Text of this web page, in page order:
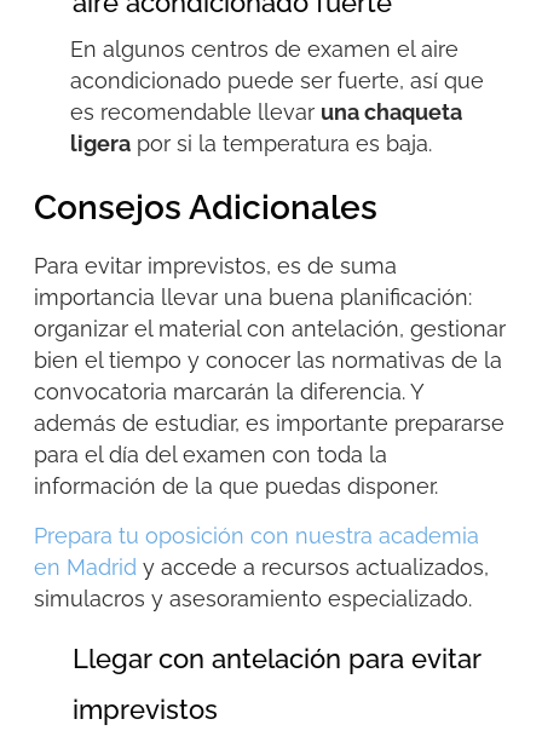
En algunos centros de examen el aire
acondicionado puede ser fuerte, así que
es recomendable llevar una chaqueta
ligerapor si la temperatura es baja.
Consejos Adicionales
Para evitar imprevistos, es de suma
importancia llevar una buena planificación:
organizar el material con antelación, gestionar
bien el tiempo y conocer las normativas de la
convocatoria marcarán la diferencia. Y
además de estudiar, es importante prepararse
para el día del examen con toda la
información de la que puedas disponer.
Prepara tu oposición con nuestra academia
en Madrid y accede a recursos actualizados,
simulacros y asesoramiento especializado.
Llegar con antelación para evitar
imprevistos